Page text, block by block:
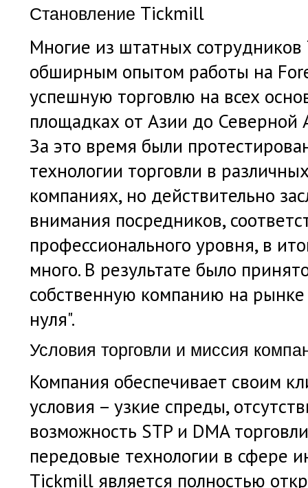
Становление Tickmill
Многие из штатных сотрудников
обширным опытом работы на
успешную торговлю на всех
площадках от Азии до Северной
За это время были
технологии торговли в
компаниях, но действительно
внимания посредников,
профессионального уровня, в
много. В результате было
собственную компанию на рынке
нуля".
Условия торговли и миссия
Компания обеспечивает своим
условия – узкие спреды,
возможность STP и DMA
передовые технологии в сфере
Tickmill является полностью